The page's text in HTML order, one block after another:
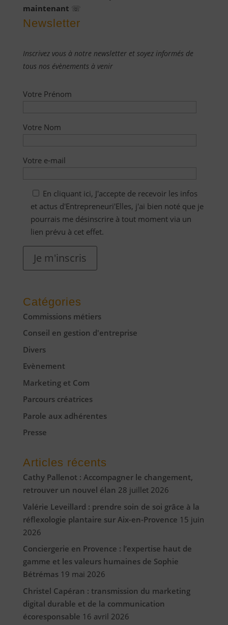
maintenant ☏
Newsletter
Inscrivez vous à notre newsletter et soyez informés de
tous nos évènements à venir
Votre Prénom
Votre Nom
Votre e-mail
En cliquant ici, J'accepte de recevoir les infos
et actus d'Entrepreneuri'Elles, j'ai bien noté que je
pourrais me désinscrire à tout moment via un
lien prévu à cet effet.
Je m'inscris
Catégories
Commissions métiers
Conseil en gestion d'entreprise
Divers
Evènement
Marketing et Com
Parcours créatrices
Parole aux adhérentes
Presse
Articles récents
Cathy Pallenot : Accompagner le changement,
retrouver un nouvel élan 28 juillet 2026
Valérie Leveillard : prendre soin de soi grâce à la
réflexologie plantaire sur Aix-en-Provence 15 juin
2026
Conciergerie en Provence : l’expertise haut de
gamme et les valeurs humaines de Sophie
Bétrémas 19 mai 2026
Christel Capéran : transmission du marketing
digital durable et de la communication
écoresponsable 16 avril 2026